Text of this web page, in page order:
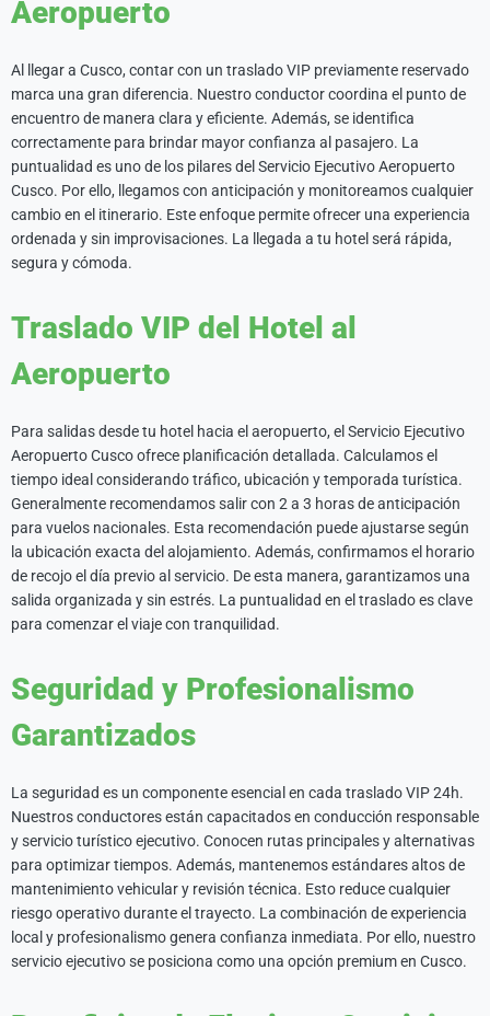
Aeropuerto
Al llegar a Cusco, contar con un traslado VIP previamente reservado
marca una gran diferencia. Nuestro conductor coordina el punto de
encuentro de manera clara y eficiente. Además, se identifica
correctamente para brindar mayor confianza al pasajero. La
puntualidad es uno de los pilares del Servicio Ejecutivo Aeropuerto
Cusco. Por ello, llegamos con anticipación y monitoreamos cualquier
cambio en el itinerario. Este enfoque permite ofrecer una experiencia
ordenada y sin improvisaciones. La llegada a tu hotel será rápida,
segura y cómoda.
Traslado VIP del Hotel al
Aeropuerto
Para salidas desde tu hotel hacia el aeropuerto, el Servicio Ejecutivo
Aeropuerto Cusco ofrece planificación detallada. Calculamos el
tiempo ideal considerando tráfico, ubicación y temporada turística.
Generalmente recomendamos salir con 2 a 3 horas de anticipación
para vuelos nacionales. Esta recomendación puede ajustarse según
la ubicación exacta del alojamiento. Además, confirmamos el horario
de recojo el día previo al servicio. De esta manera, garantizamos una
salida organizada y sin estrés. La puntualidad en el traslado es clave
para comenzar el viaje con tranquilidad.
Seguridad y Profesionalismo
Garantizados
La seguridad es un componente esencial en cada traslado VIP 24h.
Nuestros conductores están capacitados en conducción responsable
y servicio turístico ejecutivo. Conocen rutas principales y alternativas
para optimizar tiempos. Además, mantenemos estándares altos de
mantenimiento vehicular y revisión técnica. Esto reduce cualquier
riesgo operativo durante el trayecto. La combinación de experiencia
local y profesionalismo genera confianza inmediata. Por ello, nuestro
servicio ejecutivo se posiciona como una opción premium en Cusco.